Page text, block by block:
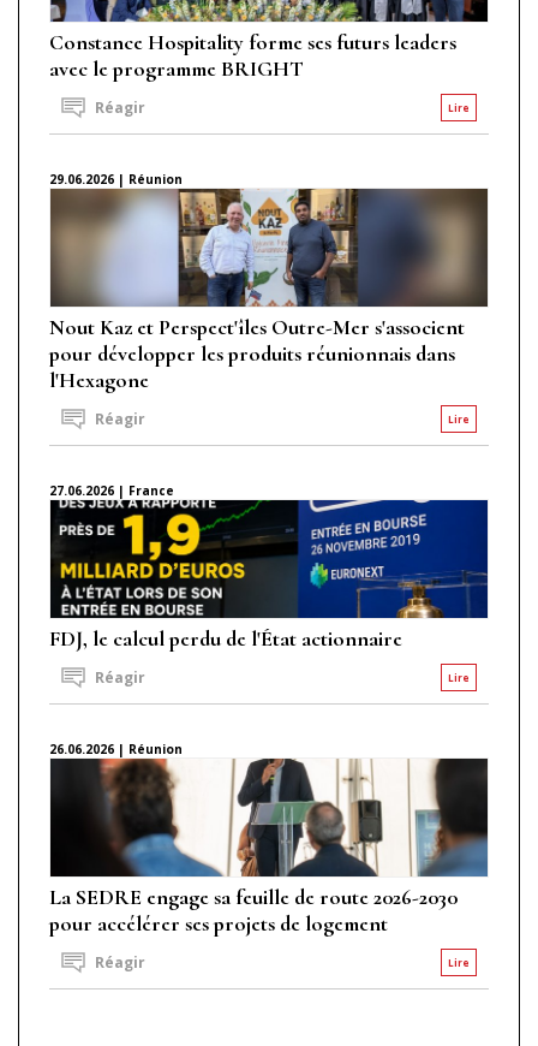
Constance Hospitality forme ses futurs leaders
avec le programme BRIGHT
Lire
Réagir
29.06.2026 | Réunion
Nout Kaz et Perspect'îles Outre-Mer s'associent
pour développer les produits réunionnais dans
l'Hexagone
Lire
Réagir
27.06.2026 | France
FDJ, le calcul perdu de l'État actionnaire
Lire
Réagir
26.06.2026 | Réunion
La SEDRE engage sa feuille de route 2026-2030
pour accélérer ses projets de logement
Lire
Réagir